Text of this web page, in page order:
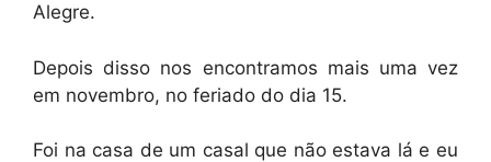
Alegre.
Depois disso nos encontramos mais uma vez
em novembro, no feriado do dia 15.
Foi na casa de um casal que não estava lá e eu